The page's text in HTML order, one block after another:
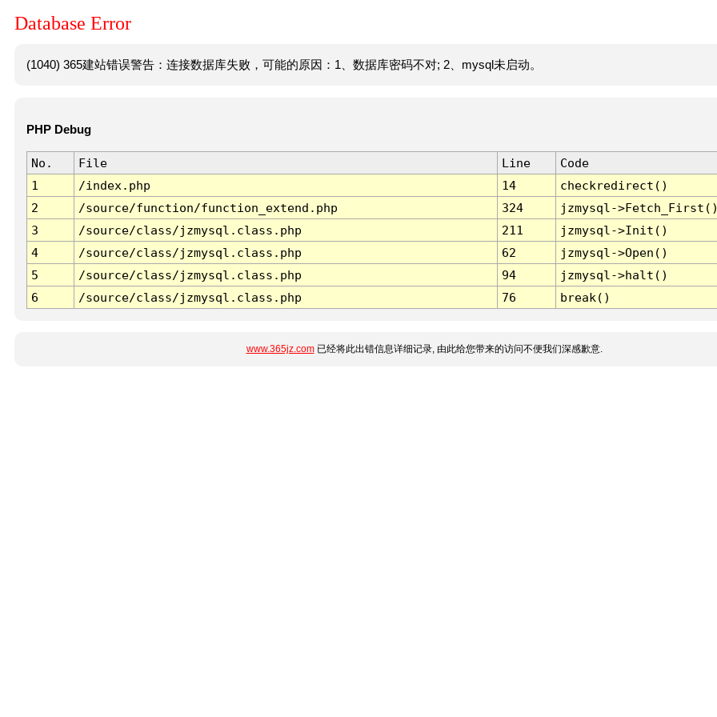
Database Error
(1040) 365建站错误警告：连接数据库失败，可能的原因：1、数据库密码不对; 2、mysql未启动。
PHP Debug
No. File Line
Code
1
/index.php 14
checkredirect()
2
/source/function/function_extend.php 324
jzmysql-
3
/source/class/jzmysql.class.php 211
jzmysql->Init()
4
/source/class/jzmysql.class.php 62
jzmysql->Open()
5
/source/class/jzmysql.class.php 94
jzmysql->halt()
6
/source/class/jzmysql.class.php 76 break()
www.365jz.com已经将此出错信息详细记录, 由此给您带来的访问不便我们深感歉意.